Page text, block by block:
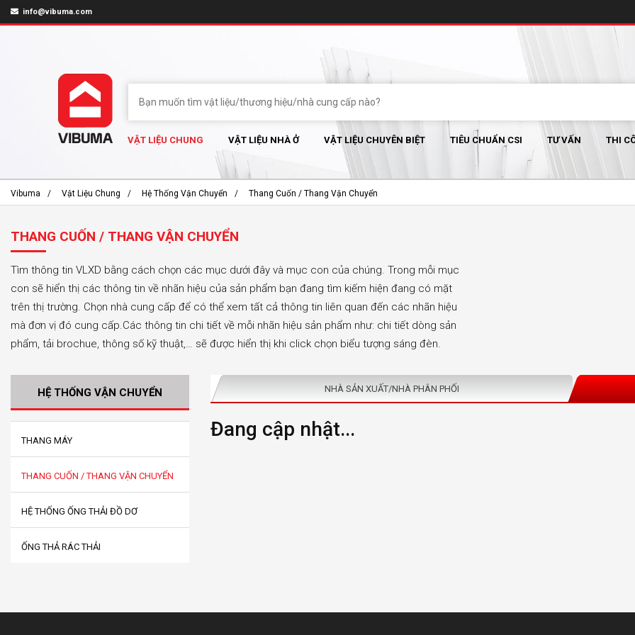
info@vibuma.com
VẬT LIỆU CHUNG VẬT LIỆU NHÀ Ở VẬT LIỆU CHUYÊN BIỆT TIÊU CHUẨN CSI TƯ VẤN THI
Vibuma Vật Liệu Chung Hệ Thống Vận Chuyển Thang Cuốn / Thang Vận Chuyển
THANG CUỐN / THANG VẬN CHUYỂN
Tìm thông tin VLXD bằng cách chọn các mục dưới đây và mục con của chúng. Trong mỗi mục
con sẽ hiển thị các thông tin về nhãn hiệu của sản phẩm bạn đang tìm kiếm hiện đang có mặt
trên thị trường. Chọn nhà cung cấp để có thể xem tất cả thông tin liên quan đến các nhãn hiệu
mà đơn vị đó cung cấp.Các thông tin chi tiết về mỗi nhãn hiệu sản phẩm như: chi tiết dòng sản
phẩm, tải brochue, thông số kỹ thuật,… sẽ được hiển thị khi click chọn biểu tượng sáng đèn.
NHÀ SẢN XUẤT/NHÀ PHÂN PHỐI
Đang cập nhật...
HỆ THỐNG VẬN CHUYỂN
THANG MÁY
THANG CUỐN / THANG VẬN CHUYỂN
HỆ THỐNG ỐNG THẢI ĐỒ DƠ
ỐNG THẢ RÁC THẢI